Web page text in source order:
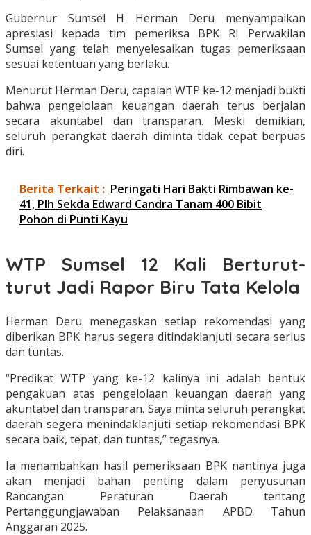
Gubernur Sumsel H Herman Deru menyampaikan
apresiasi kepada tim pemeriksa BPK RI Perwakilan
Sumsel yang telah menyelesaikan tugas pemeriksaan
sesuai ketentuan yang berlaku.
Menurut Herman Deru, capaian WTP ke-12 menjadi bukti
bahwa pengelolaan keuangan daerah terus berjalan
secara akuntabel dan transparan. Meski demikian,
seluruh perangkat daerah diminta tidak cepat berpuas
diri.
Berita Terkait : Peringati Hari Bakti Rimbawan ke-
41, Plh Sekda Edward Candra Tanam 400 Bibit
Pohon di Punti Kayu
WTP Sumsel 12 Kali Berturut-
turut Jadi Rapor Biru Tata Kelola
Herman Deru menegaskan setiap rekomendasi yang
diberikan BPK harus segera ditindaklanjuti secara serius
dan tuntas.
“Predikat WTP yang ke-12 kalinya ini adalah bentuk
pengakuan atas pengelolaan keuangan daerah yang
akuntabel dan transparan. Saya minta seluruh perangkat
daerah segera menindaklanjuti setiap rekomendasi BPK
secara baik, tepat, dan tuntas,” tegasnya.
Ia menambahkan hasil pemeriksaan BPK nantinya juga
akan menjadi bahan penting dalam penyusunan
Rancangan Peraturan Daerah tentang
Pertanggungjawaban Pelaksanaan APBD Tahun
Anggaran 2025.